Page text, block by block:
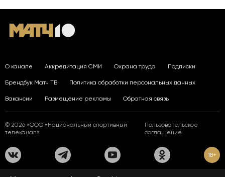
О канале Аккредитация СМИ Охрана труда Подписки
Брендбук Матч ТВ Политика обработки персональных данных
Вакансии Размещение рекламы Обратная связь
© 2026 «ООО «Национальный спортивный
телеканал»
Пользовательское
соглашение
18+